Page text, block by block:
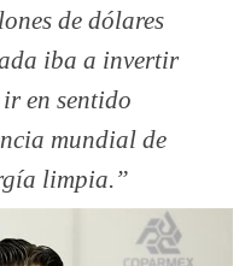
de dólares
iba a invertir
en sentido
mundial de
limpia.